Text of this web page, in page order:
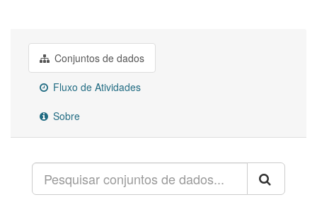
Conjuntos de dados
Fluxo de Atividades
Sobre